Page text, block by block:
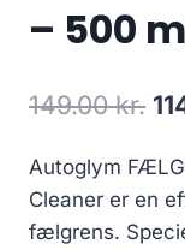
– 500
149.00kr.
Autoglym
Cleaner er en
fælgrens.